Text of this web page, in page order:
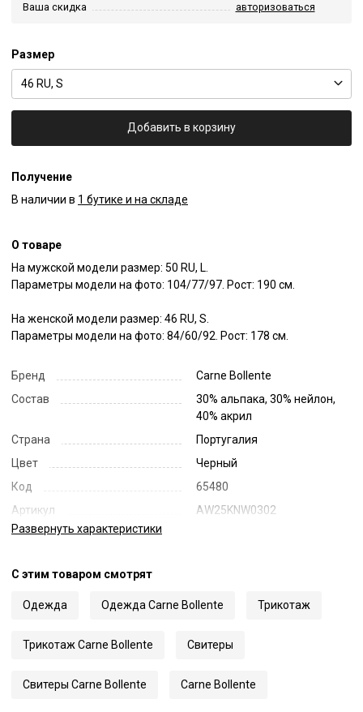
Ваша скидка
авторизоваться
Размер
46 RU, S
Добавить в корзину
Получение
В наличии в 1 бутике и на складе
О товаре
На мужской модели размер: 50 RU, L.
Параметры модели на фото: 104/77/97. Рост: 190 см.
На женской модели размер: 46 RU, S.
Параметры модели на фото: 84/60/92. Рост: 178 см.
Бренд
Carne Bollente
Состав
30% альпака, 30% нейлон,
40% акрил
Страна
Португалия
Цвет
Черный
Код
65480
Артикул
AW25KNW0302
Развернуть характеристики
С этим товаром смотрят
Одежда Одежда Carne Bollente Трикотаж
Трикотаж Carne Bollente Свитеры
Свитеры Carne Bollente Carne Bollente